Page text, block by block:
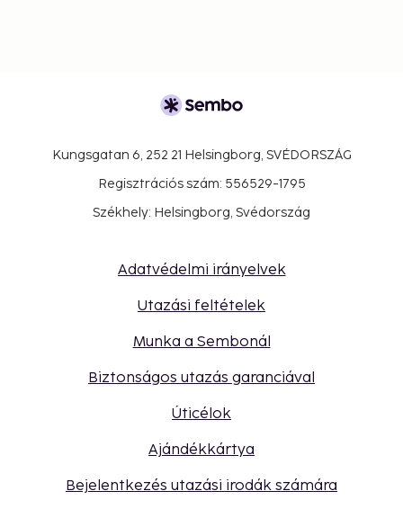
Kungsgatan 6, 252 21 Helsingborg, SVÉDORSZÁG
Regisztrációs szám: 556529-1795
Székhely: Helsingborg, Svédország
Adatvédelmi irányelvek
Utazási feltételek
Munka a Sembonál
Biztonságos utazás garanciával
Úticélok
Ajándékkártya
Bejelentkezés utazási irodák számára